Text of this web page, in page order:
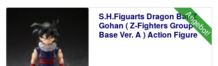
Angebot!
S.H.Figuarts Dragon Ball Z
Gohan ( Z-Fighters Group
Base Ver. A ) Action Figure